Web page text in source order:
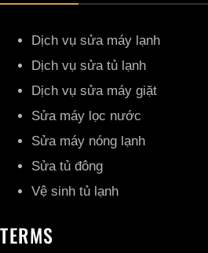
Dịch vụ sửa máy lạnh
Dịch vụ sửa tủ lạnh
Dịch vụ sửa máy giặt
Sửa máy lọc nước
Sửa máy nóng lạnh
Sửa tủ đông
Vệ sinh tủ lạnh
TERMS